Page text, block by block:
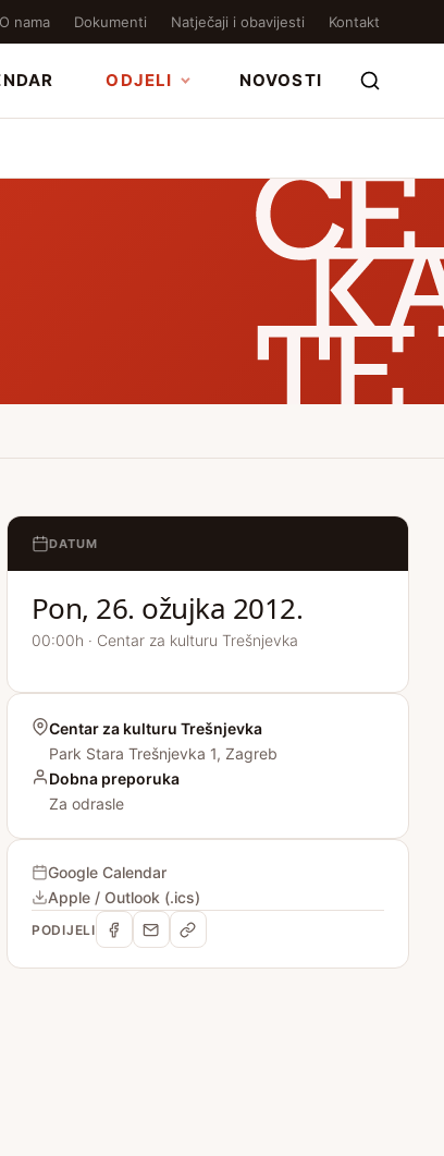
O nama Dokumenti Natječaji i obavijesti Kontakt
ODJELI NOVOSTI
DATUM
Pon, 26. ožujka 2012.
00:00h · Centar za kulturu Trešnjevka
Centar za kulturu Trešnjevka
Park Stara Trešnjevka 1, Zagreb
Dobna preporuka
Za odrasle
Google Calendar
Apple / Outlook (.ics)
PODIJELI